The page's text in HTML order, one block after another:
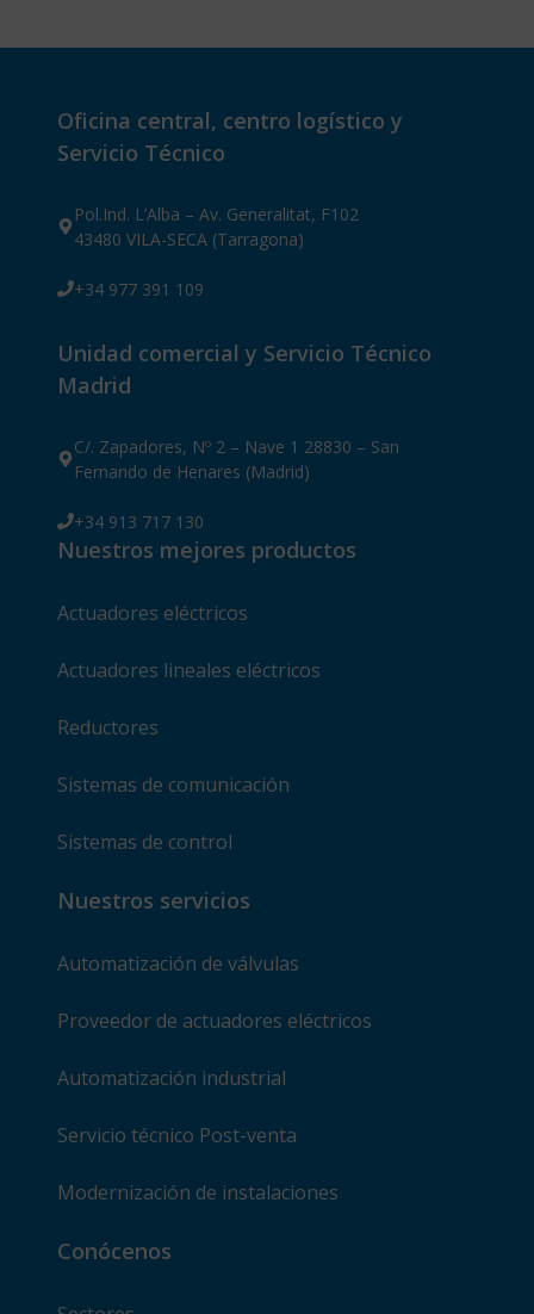
Oficina central, centro logístico y
Servicio Técnico
Pol.Ind. L’Alba – Av. Generalitat, F102
43480 VILA-SECA (Tarragona)
+34 977 391 109
Unidad comercial y Servicio Técnico
Madrid
C/. Zapadores, Nº 2 – Nave 1 28830 – San
Fernando de Henares (Madrid)
+34 913 717 130
Nuestros mejores productos
Actuadores eléctricos
Actuadores lineales eléctricos
Reductores
Sistemas de comunicación
Sistemas de control
Nuestros servicios
Automatización de válvulas
Proveedor de actuadores eléctricos
Automatización industrial
Servicio técnico Post-venta
Modernización de instalaciones
Conócenos